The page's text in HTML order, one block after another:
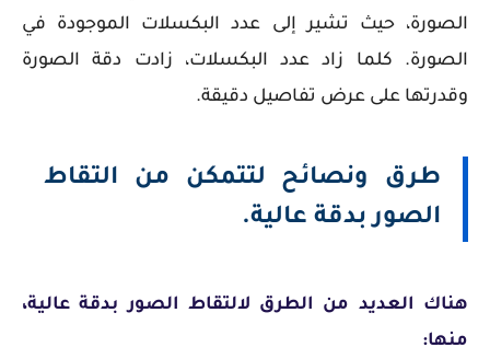
الصورة، حيث تشير إلى عدد البكسلات الموجودة في
الصورة. كلما زاد عدد البكسلات، زادت دقة الصورة
وقدرتها على عرض تفاصيل دقيقة.
طرق ونصائح لتتمكن من التقاط
الصور بدقة عالية.
هناك العديد من الطرق لالتقاط الصور بدقة عالية،
منها: